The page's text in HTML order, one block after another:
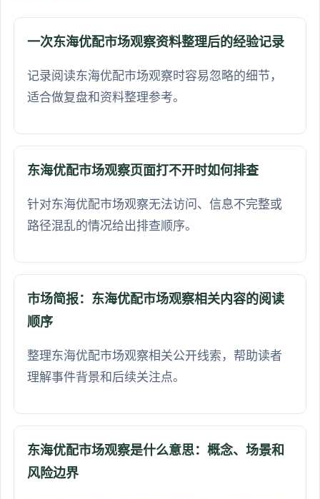
一次东海优配市场观察资料整理后的经验记录
记录阅读东海优配市场观察时容易忽略的细节，
适合做复盘和资料整理参考。
东海优配市场观察页面打不开时如何排查
针对东海优配市场观察无法访问、信息不完整或
路径混乱的情况给出排查顺序。
市场简报：东海优配市场观察相关内容的阅读
顺序
整理东海优配市场观察相关公开线索，帮助读者
理解事件背景和后续关注点。
东海优配市场观察是什么意思：概念、场景和
风险边界